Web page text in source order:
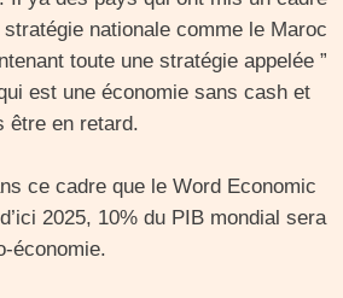
nationale comme le Maroc
toute une stratégie appelée ”
est une économie sans cash et
être en retard.
ce cadre que le Word Economic
2025, 10% du PIB mondial sera
économie.